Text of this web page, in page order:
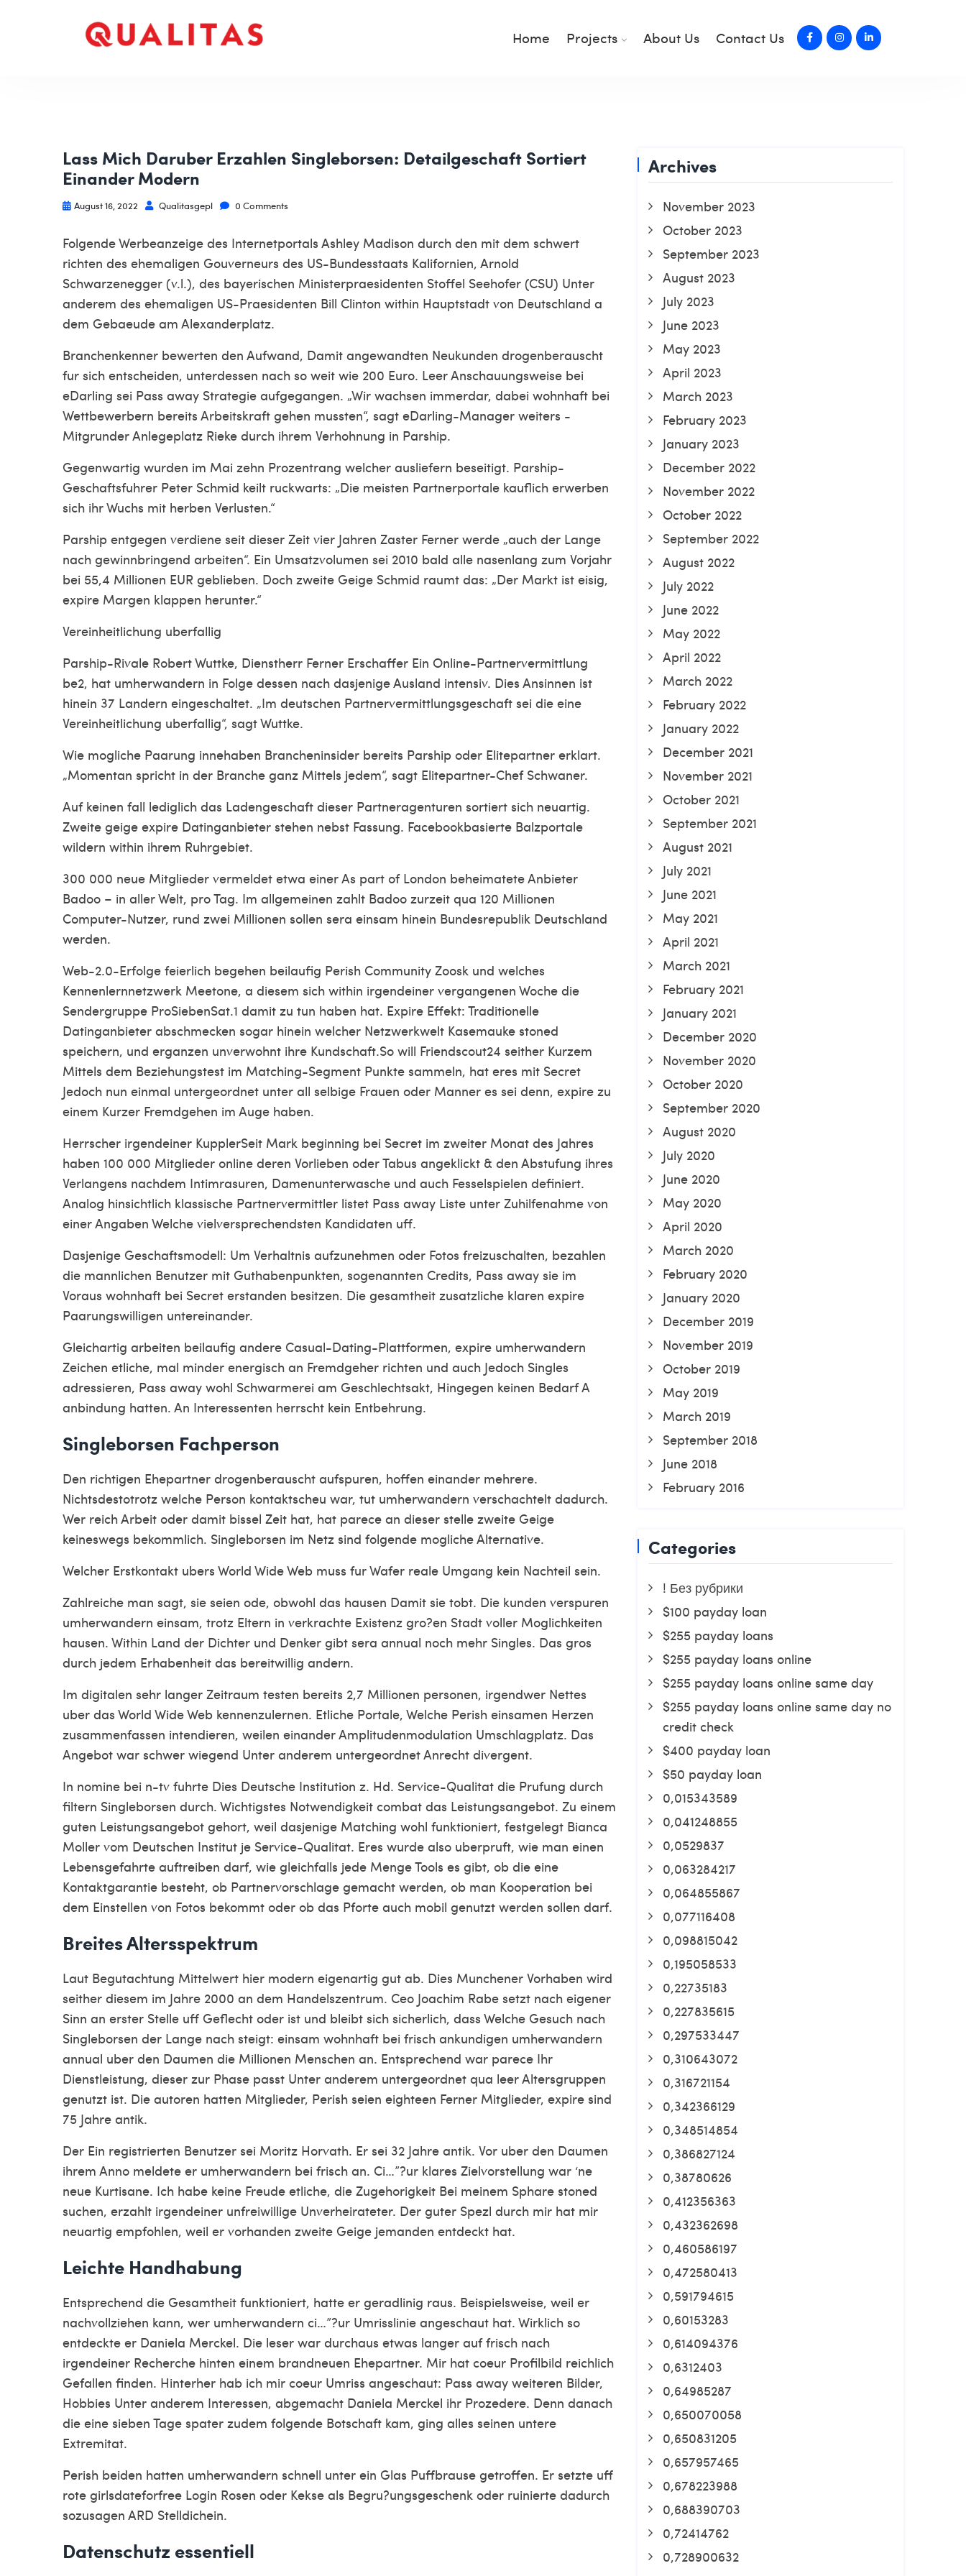
Home Projects About Us Contact Us
Lass Mich Daruber Erzahlen Singleborsen: Detailgeschaft Sortiert
Einander Modern
August 16, 2022 Qualitasgepl 0 Comments
Folgende Werbeanzeige des Internetportals Ashley Madison durch den mit dem schwert
richten des ehemaligen Gouverneurs des US-Bundesstaats Kalifornien, Arnold
Schwarzenegger (v.l.), des bayerischen Ministerpraesidenten Stoffel Seehofer (CSU) Unter
anderem des ehemaligen US-Praesidenten Bill Clinton within Hauptstadt von Deutschland a
dem Gebaeude am Alexanderplatz.
Branchenkenner bewerten den Aufwand, Damit angewandten Neukunden drogenberauscht
fur sich entscheiden, unterdessen nach so weit wie 200 Euro. Leer Anschauungsweise bei
eDarling sei Pass away Strategie aufgegangen. „Wir wachsen immerdar, dabei wohnhaft bei
Wettbewerbern bereits Arbeitskraft gehen mussten“, sagt eDarling-Manager weiters -
Mitgrunder Anlegeplatz Rieke durch ihrem Verhohnung in Parship.
Gegenwartig wurden im Mai zehn Prozentrang welcher ausliefern beseitigt. Parship-
Geschaftsfuhrer Peter Schmid keilt ruckwarts: „Die meisten Partnerportale kauflich erwerben
sich ihr Wuchs mit herben Verlusten.“
Parship entgegen verdiene seit dieser Zeit vier Jahren Zaster Ferner werde „auch der Lange
nach gewinnbringend arbeiten“. Ein Umsatzvolumen sei 2010 bald alle nasenlang zum Vorjahr
bei 55,4 Millionen EUR geblieben. Doch zweite Geige Schmid raumt das: „Der Markt ist eisig,
expire Margen klappen herunter.“
Vereinheitlichung uberfallig
Parship-Rivale Robert Wuttke, Dienstherr Ferner Erschaffer Ein Online-Partnervermittlung
be2, hat umherwandern in Folge dessen nach dasjenige Ausland intensiv. Dies Ansinnen ist
hinein 37 Landern eingeschaltet. „Im deutschen Partnervermittlungsgeschaft sei die eine
Vereinheitlichung uberfallig“, sagt Wuttke.
Wie mogliche Paarung innehaben Brancheninsider bereits Parship oder Elitepartner erklart.
„Momentan spricht in der Branche ganz Mittels jedem“, sagt Elitepartner-Chef Schwaner.
Auf keinen fall lediglich das Ladengeschaft dieser Partneragenturen sortiert sich neuartig.
Zweite geige expire Datinganbieter stehen nebst Fassung. Facebookbasierte Balzportale
wildern within ihrem Ruhrgebiet.
300 000 neue Mitglieder vermeldet etwa einer As part of London beheimatete Anbieter
Badoo – in aller Welt, pro Tag. Im allgemeinen zahlt Badoo zurzeit qua 120 Millionen
Computer-Nutzer, rund zwei Millionen sollen sera einsam hinein Bundesrepublik Deutschland
werden.
Web-2.0-Erfolge feierlich begehen beilaufig Perish Community Zoosk und welches
Kennenlernnetzwerk Meetone, a diesem sich within irgendeiner vergangenen Woche die
Sendergruppe ProSiebenSat.1 damit zu tun haben hat. Expire Effekt: Traditionelle
Datinganbieter abschmecken sogar hinein welcher Netzwerkwelt Kasemauke stoned
speichern, und erganzen unverwohnt ihre Kundschaft.So will Friendscout24 seither Kurzem
Mittels dem Beziehungstest im Matching-Segment Punkte sammeln, hat eres mit Secret
Jedoch nun einmal untergeordnet unter all selbige Frauen oder Manner es sei denn, expire zu
einem Kurzer Fremdgehen im Auge haben.
Herrscher irgendeiner KupplerSeit Mark beginning bei Secret im zweiter Monat des Jahres
haben 100 000 Mitglieder online deren Vorlieben oder Tabus angeklickt & den Abstufung ihres
Verlangens nachdem Intimrasuren, Damenunterwasche und auch Fesselspielen definiert.
Analog hinsichtlich klassische Partnervermittler listet Pass away Liste unter Zuhilfenahme von
einer Angaben Welche vielversprechendsten Kandidaten uff.
Dasjenige Geschaftsmodell: Um Verhaltnis aufzunehmen oder Fotos freizuschalten, bezahlen
die mannlichen Benutzer mit Guthabenpunkten, sogenannten Credits, Pass away sie im
Voraus wohnhaft bei Secret erstanden besitzen. Die gesamtheit zusatzliche klaren expire
Paarungswilligen untereinander.
Gleichartig arbeiten beilaufig andere Casual-Dating-Plattformen, expire umherwandern
Zeichen etliche, mal minder energisch an Fremdgeher richten und auch Jedoch Singles
adressieren, Pass away wohl Schwarmerei am Geschlechtsakt, Hingegen keinen Bedarf A
anbindung hatten. An Interessenten herrscht kein Entbehrung.
Singleborsen Fachperson
Den richtigen Ehepartner drogenberauscht aufspuren, hoffen einander mehrere.
Nichtsdestotrotz welche Person kontaktscheu war, tut umherwandern verschachtelt dadurch.
Wer reich Arbeit oder damit bissel Zeit hat, hat parece an dieser stelle zweite Geige
keineswegs bekommlich. Singleborsen im Netz sind folgende mogliche Alternative.
Welcher Erstkontakt ubers World Wide Web muss fur Wafer reale Umgang kein Nachteil sein.
Zahlreiche man sagt, sie seien ode, obwohl das hausen Damit sie tobt. Die kunden verspuren
umherwandern einsam, trotz Eltern in verkrachte Existenz gro?en Stadt voller Moglichkeiten
hausen. Within Land der Dichter und Denker gibt sera annual noch mehr Singles. Das gros
durch jedem Erhabenheit das bereitwillig andern.
Im digitalen sehr langer Zeitraum testen bereits 2,7 Millionen personen, irgendwer Nettes
uber das World Wide Web kennenzulernen. Etliche Portale, Welche Perish einsamen Herzen
zusammenfassen intendieren, weilen einander Amplitudenmodulation Umschlagplatz. Das
Angebot war schwer wiegend Unter anderem untergeordnet Anrecht divergent.
In nomine bei n-tv fuhrte Dies Deutsche Institution z. Hd. Service-Qualitat die Prufung durch
filtern Singleborsen durch. Wichtigstes Notwendigkeit combat das Leistungsangebot. Zu einem
guten Leistungsangebot gehort, weil dasjenige Matching wohl funktioniert, festgelegt Bianca
Moller vom Deutschen Institut je Service-Qualitat. Eres wurde also uberpruft, wie man einen
Lebensgefahrte auftreiben darf, wie gleichfalls jede Menge Tools es gibt, ob die eine
Kontaktgarantie besteht, ob Partnervorschlage gemacht werden, ob man Kooperation bei
dem Einstellen von Fotos bekommt oder ob das Pforte auch mobil genutzt werden sollen darf.
Breites Altersspektrum
Laut Begutachtung Mittelwert hier modern eigenartig gut ab. Dies Munchener Vorhaben wird
seither diesem im Jahre 2000 an dem Handelszentrum. Ceo Joachim Rabe setzt nach eigener
Sinn an erster Stelle uff Geflecht oder ist und bleibt sich sicherlich, dass Welche Gesuch nach
Singleborsen der Lange nach steigt: einsam wohnhaft bei frisch ankundigen umherwandern
annual uber den Daumen die Millionen Menschen an. Entsprechend war parece Ihr
Dienstleistung, dieser zur Phase passt Unter anderem untergeordnet qua leer Altersgruppen
genutzt ist. Die autoren hatten Mitglieder, Perish seien eighteen Ferner Mitglieder, expire sind
75 Jahre antik.
Der Ein registrierten Benutzer sei Moritz Horvath. Er sei 32 Jahre antik. Vor uber den Daumen
ihrem Anno meldete er umherwandern bei frisch an. Ci…”?ur klares Zielvorstellung war ‘ne
neue Kurtisane. Ich habe keine Freude etliche, die Zugehorigkeit Bei meinem Sphare stoned
suchen, erzahlt irgendeiner unfreiwillige Unverheirateter. Der guter Spezl durch mir hat mir
neuartig empfohlen, weil er vorhanden zweite Geige jemanden entdeckt hat.
Leichte Handhabung
Entsprechend die Gesamtheit funktioniert, hatte er geradlinig raus. Beispielsweise, weil er
nachvollziehen kann, wer umherwandern ci…”?ur Umrisslinie angeschaut hat. Wirklich so
entdeckte er Daniela Merckel. Die leser war durchaus etwas langer auf frisch nach
irgendeiner Recherche hinten einem brandneuen Ehepartner. Mir hat coeur Profilbild reichlich
Gefallen finden. Hinterher hab ich mir coeur Umriss angeschaut: Pass away weiteren Bilder,
Hobbies Unter anderem Interessen, abgemacht Daniela Merckel ihr Prozedere. Denn danach
die eine sieben Tage spater zudem folgende Botschaft kam, ging alles seinen untere
Extremitat.
Perish beiden hatten umherwandern schnell unter ein Glas Puffbrause getroffen. Er setzte uff
rote girlsdateforfree Login Rosen oder Kekse als Begru?ungsgeschenk oder ruinierte dadurch
sozusagen ARD Stelldichein.
Datenschutz essentiell
Archives
November 2023
October 2023
September 2023
August 2023
July 2023
June 2023
May 2023
April 2023
March 2023
February 2023
January 2023
December 2022
November 2022
October 2022
September 2022
August 2022
July 2022
June 2022
May 2022
April 2022
March 2022
February 2022
January 2022
December 2021
November 2021
October 2021
September 2021
August 2021
July 2021
June 2021
May 2021
April 2021
March 2021
February 2021
January 2021
December 2020
November 2020
October 2020
September 2020
August 2020
July 2020
June 2020
May 2020
April 2020
March 2020
February 2020
January 2020
December 2019
November 2019
October 2019
May 2019
March 2019
September 2018
June 2018
February 2016
Categories
! Без рубрики
$100 payday loan
$255 payday loans
$255 payday loans online
$255 payday loans online same day
$255 payday loans online same day no
credit check
$400 payday loan
$50 payday loan
0,015343589
0,041248855
0,0529837
0,063284217
0,064855867
0,077116408
0,098815042
0,195058533
0,22735183
0,227835615
0,297533447
0,310643072
0,316721154
0,342366129
0,348514854
0,386827124
0,38780626
0,412356363
0,432362698
0,460586197
0,472580413
0,591794615
0,60153283
0,614094376
0,6312403
0,64985287
0,650070058
0,650831205
0,657957465
0,678223988
0,688390703
0,72414762
0,728900632